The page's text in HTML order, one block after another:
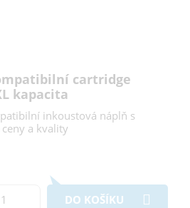
cartridge
kapacita
inkoustová náplň s
a kvality
DO KOŠÍKU